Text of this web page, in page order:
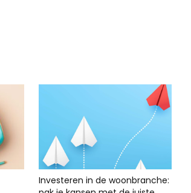
Investeren in de woonbranche: